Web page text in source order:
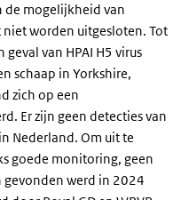
de mogelijkheid van
worden uitgesloten. Tot
van HPAI H5 virus
schaap in Yorkshire,
zich op een
Er zijn geen detecties van
Nederland. Om uit te
goede monitoring, geen
werd in 2024